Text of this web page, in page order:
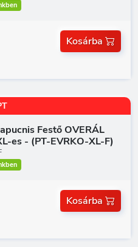
Kosárba
Festő OVERÁL
es - (PT-EVRKO-XL-F)
Kosárba